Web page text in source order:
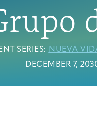
SERIES: NUEVA
DECEMBER 7,